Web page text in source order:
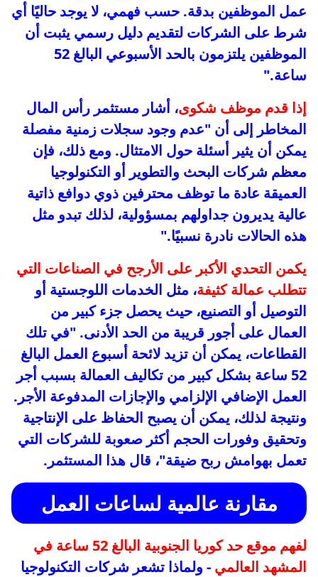
عمل الموظفين بدقة. حسب فهمي، لا يوجد حاليًا أي
شرط على الشركات لتقديم دليل رسمي يثبت أن
الموظفين يلتزمون بالحد الأسبوعي البالغ 52
ساعة."
إذا قدم موظف شكوى، أشار مستثمر رأس المال
المخاطر إلى أن "عدم وجود سجلات زمنية مفصلة
يمكن أن يثير أسئلة حول الامتثال. ومع ذلك، فإن
معظم شركات البحث والتطوير أو التكنولوجيا
العميقة عادة ما توظف محترفين ذوي دوافع ذاتية
عالية يديرون جداولهم بمسؤولية، لذلك تبدو مثل
هذه الحالات نادرة نسبيًا."
يكمن التحدي الأكبر على الأرجح في الصناعات التي
تتطلب عمالة كثيفة، مثل الخدمات اللوجستية أو
التوصيل أو التصنيع، حيث يحصل جزء كبير من
العمال على أجور قريبة من الحد الأدنى. "في تلك
القطاعات، يمكن أن تزيد لائحة أسبوع العمل البالغ
52 ساعة بشكل كبير من تكاليف العمالة بسبب أجر
العمل الإضافي الإلزامي والإجازات المدفوعة الأجر.
ونتيجة لذلك، يمكن أن يصبح الحفاظ على الإنتاجية
وتحقيق وفورات الحجم أكثر صعوبة للشركات التي
تعمل بهوامش ربح ضيقة"، قال هذا المستثمر.
مقارنة عالمية لساعات العمل
لفهم موقع حد كوريا الجنوبية البالغ 52 ساعة في
المشهد العالمي - ولماذا تشعر شركات التكنولوجيا